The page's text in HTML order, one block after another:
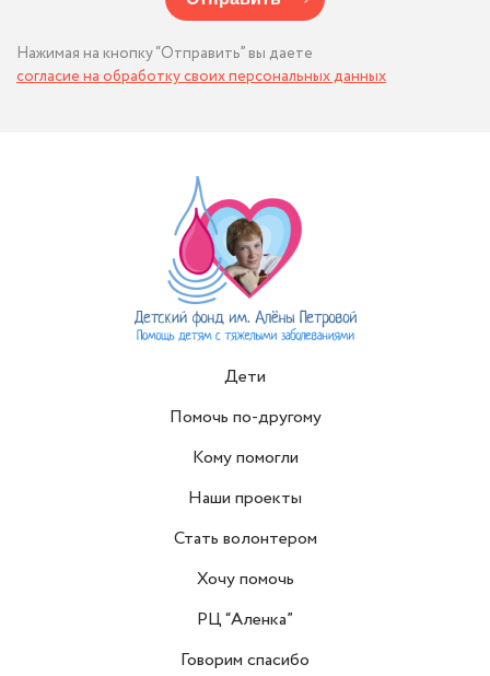
Нажимая на кнопку “Отправить” вы даете
согласие на обработку своих персональных данных
Дети
Помочь по-другому
Кому помогли
Наши проекты
Стать волонтером
Хочу помочь
РЦ “Аленка”
Говорим спасибо